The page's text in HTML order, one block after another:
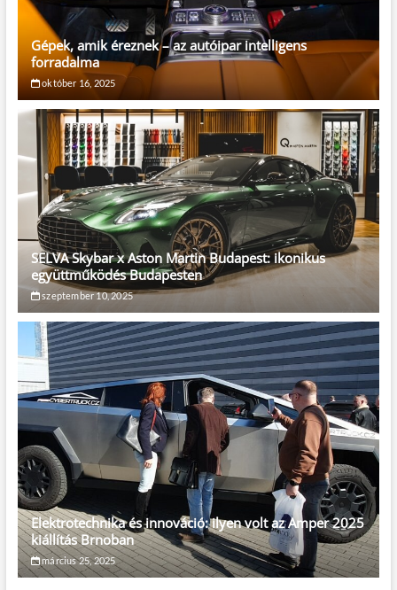
Gépek, amik éreznek – az autóipar intelligens
forradalma
október 16, 2025
SELVA Skybar x Aston Martin Budapest: ikonikus
együttműködés Budapesten
szeptember 10, 2025
Elektrotechnika és innováció: ilyen volt az Amper 2025
kiállítás Brnoban
március 25, 2025